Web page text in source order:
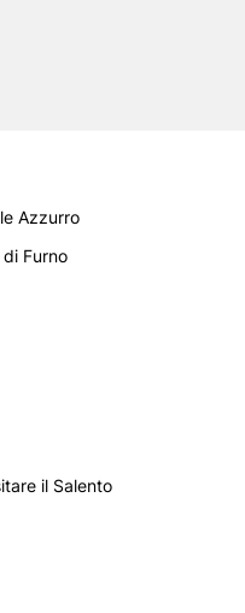
Azzurro
Furno
il Salento